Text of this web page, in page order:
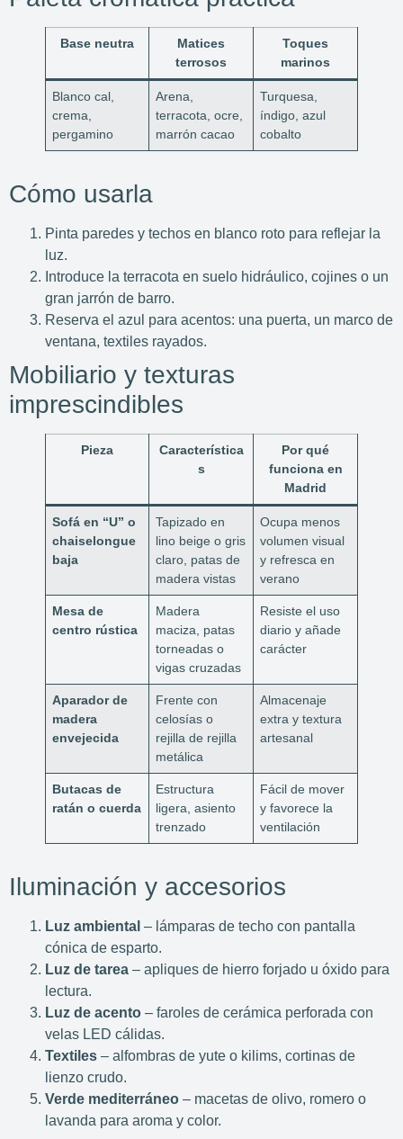
Base neutra
Matices
terrosos
Toques
marinos
Blanco cal,
crema,
pergamino
Arena,
terracota, ocre,
marrón cacao
Turquesa,
índigo, azul
cobalto
Cómo usarla
Pinta paredes y techos en blanco roto para reflejar la
luz.
Introduce la terracota en suelo hidráulico, cojines o un
gran jarrón de barro.
Reserva el azul para acentos: una puerta, un marco de
ventana, textiles rayados.
Mobiliario y texturas
imprescindibles
Pieza
Característica
s
Por qué
funciona en
Madrid
Sofá en “U” o
chaiselongue
baja
Tapizado en
lino beige o gris
claro, patas de
madera vistas
Ocupa menos
volumen visual
y refresca en
verano
Mesa de
centro rústica
Madera
maciza, patas
torneadas o
vigas cruzadas
Resiste el uso
diario y añade
carácter
Aparador de
madera
envejecida
Frente con
celosías o
rejilla de rejilla
metálica
Almacenaje
extra y textura
artesanal
Butacas de
ratán o cuerda
Estructura
ligera, asiento
trenzado
Fácil de mover
y favorece la
ventilación
Iluminación y accesorios
Luz ambiental – lámparas de techo con pantalla
cónica de esparto.
Luz de tarea – apliques de hierro forjado u óxido para
lectura.
Luz de acento – faroles de cerámica perforada con
velas LED cálidas.
Textiles – alfombras de yute o kilims, cortinas de
lienzo crudo.
Verde mediterráneo – macetas de olivo, romero o
lavanda para aroma y color.